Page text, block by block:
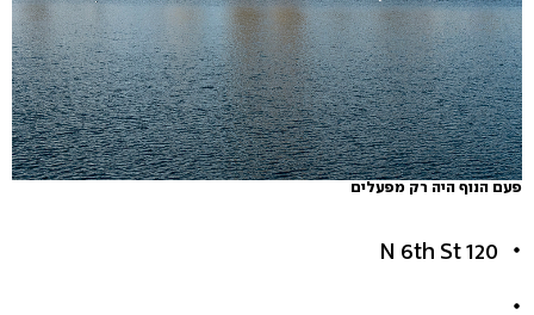
פעם הנוף היה רק מפעלים